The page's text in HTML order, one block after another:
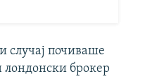
случај почиваше
брокер